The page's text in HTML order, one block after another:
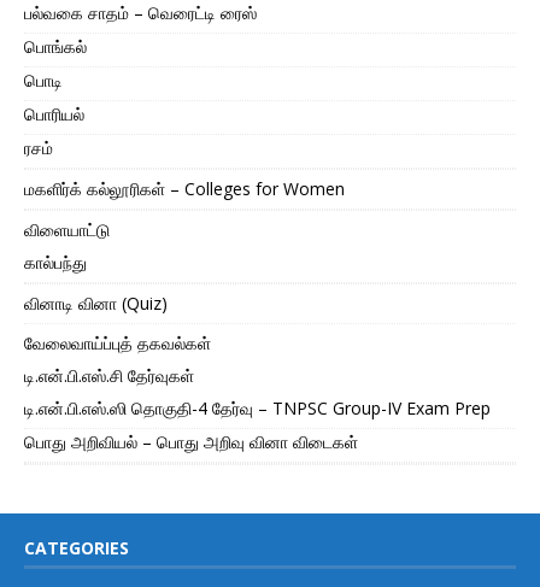
பல்வகை சாதம் – வெரைட்டி ரைஸ்
பொங்கல்
பொடி
பொரியல்
ரசம்
மகளிர்க் கல்லூரிகள் – Colleges for Women
விளையாட்டு
கால்பந்து
வினாடி வினா (Quiz)
வேலைவாய்ப்புத் தகவல்கள்
டி.என்.பி.எஸ்.சி தேர்வுகள்
டி.என்.பி.எஸ்.ஸி தொகுதி-4 தேர்வு – TNPSC Group-IV Exam Prep
பொது அறிவியல் – பொது அறிவு வினா விடைகள்
CATEGORIES